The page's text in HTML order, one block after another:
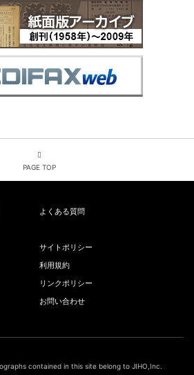
PAGE TOP
よくある質問
サイトポリシー
利用規約
リンクポリシー
お問い合わせ
contained in this site belong to JIHO,Inc.